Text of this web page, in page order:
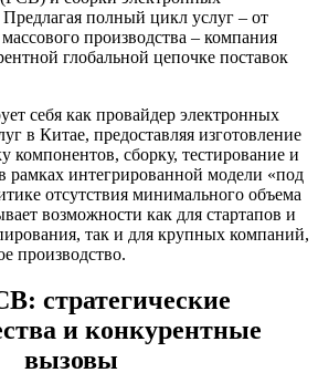
полный цикл услуг – от
производства – компания
глобальной цепочке поставок
себя как провайдер электронных
в Китае, предоставляя изготовление
компонентов, сборку, тестирование и
рамках интегрированной модели «под
отсутствия минимального объема
возможности как для стартапов и
так и для крупных компаний,
производство.
стратегические
и конкурентные
вызовы